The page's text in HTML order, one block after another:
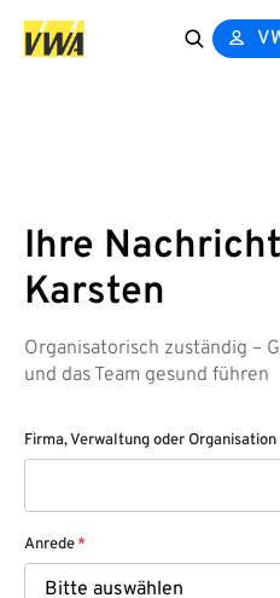
Ihre
Karsten
Organisatorisch zuständig –
und das Team gesund führen
Firma, Verwaltung oder Organisation
Anrede*